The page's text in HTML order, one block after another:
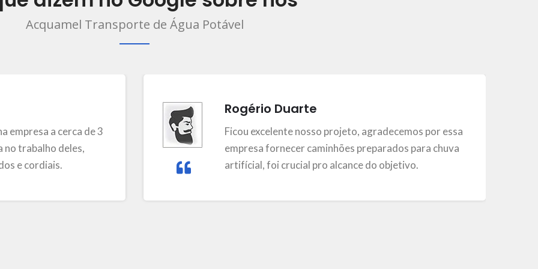
Acquamel Transporte de Água Potável
empresa a cerca de 3
no trabalho deles,
e cordiais.
Rogério Duarte
Ficou excelente nosso projeto, agradecemos por essa
empresa fornecer caminhões preparados para chuva
artifícial, foi crucial pro alcance do objetivo.